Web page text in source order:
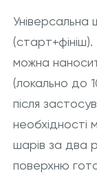
Універсальна
можна
(локально до
після
необхідності
шарів за два
поверхню